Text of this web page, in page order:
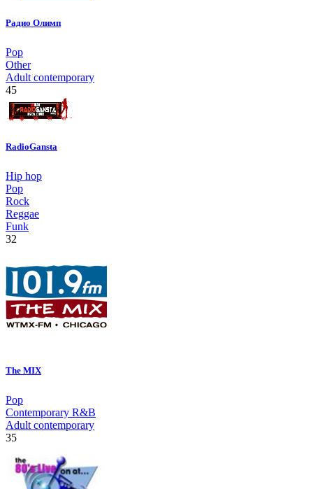
Радио Олимп
Pop
Other
Adult contemporary
45
RadioGansta
Hip hop
Pop
Rock
Reggae
Funk
32
The MIX
Pop
Contemporary R&B
Adult contemporary
35